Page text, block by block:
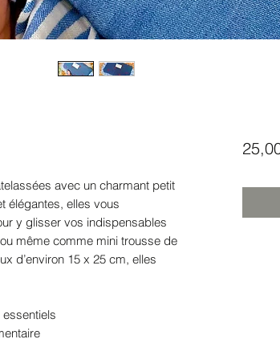
avec un charmant petit
élégantes, elles vous
y glisser vos indispensables
même comme mini trousse de
d’environ 15 x 25 cm, elles